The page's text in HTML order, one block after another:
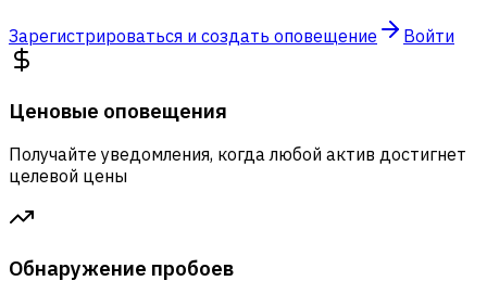
Зарегистрироваться и создать оповещение Войти
Ценовые оповещения
Получайте уведомления, когда любой актив достигнет
целевой цены
Обнаружение пробоев